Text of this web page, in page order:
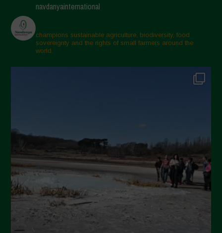
Aprile 2025
Marzo 2025
Febbraio 2025
Gennaio 2025
Settembre 2024
Luglio 2024
Maggio 2024
Aprile 2024
Marzo 2024
Febbraio 2024
navdanyainternational
champions sustainable agriculture, biodiversity, food
sovereignty and the rights of small farmers around the
world.